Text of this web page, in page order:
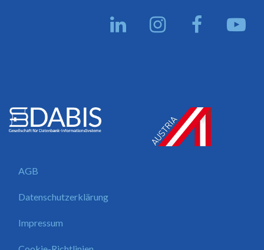
AGB
Datenschutzerklärung
Impressum